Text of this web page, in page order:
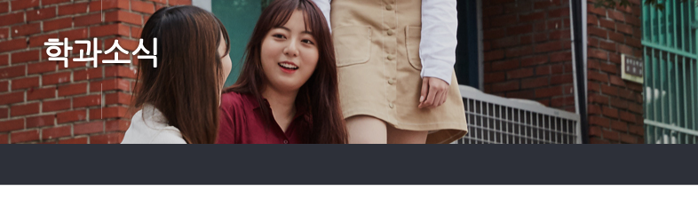
대학원
공학인증
교육환경
실험통합웹
대학원
편입학
학부연구원모집
대학원생모집
직원
학생
동문
연구센터
연구성과
산학협력
대학원
학사일정
학과뉴스
양식/문서
발전기금후원
학과소식